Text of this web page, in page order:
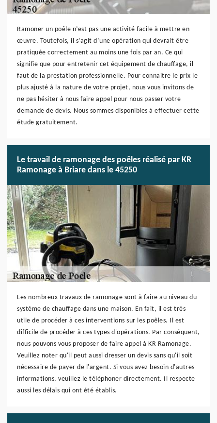
Ramoner un poêle n’est pas une activité facile à mettre en
œuvre. Toutefois, il s’agit d’une opération qui devrait être
pratiquée correctement au moins une fois par an. Ce qui
signifie que pour entretenir cet équipement de chauffage, il
faut de la prestation professionnelle. Pour connaitre le prix le
plus ajusté à la nature de votre projet, nous vous invitons de
ne pas hésiter à nous faire appel pour nous passer votre
demande de devis. Nous sommes disponibles à effectuer cette
étude gratuitement.
Le travail de ramonage des poêles réalisé par KR
Ramonage à Briare dans le 45250
Les nombreux travaux de ramonage sont à faire au niveau du
système de chauffage dans une maison. En fait, il est très
utile de procéder à ces interventions sur les poêles. Il est
difficile de procéder à ces types d'opérations. Par conséquent,
nous pouvons vous proposer de faire appel à KR Ramonage.
Veuillez noter qu'il peut aussi dresser un devis sans qu'il soit
nécessaire de payer de l'argent. Si vous avez besoin d'autres
informations, veuillez le téléphoner directement. Il respecte
aussi les délais qui ont été établis.